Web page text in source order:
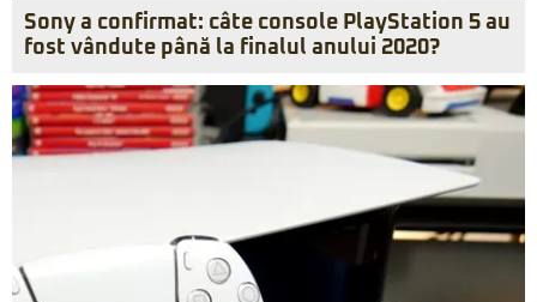
Sony a confirmat: câte console PlayStation 5 au
fost vândute până la finalul anului 2020?